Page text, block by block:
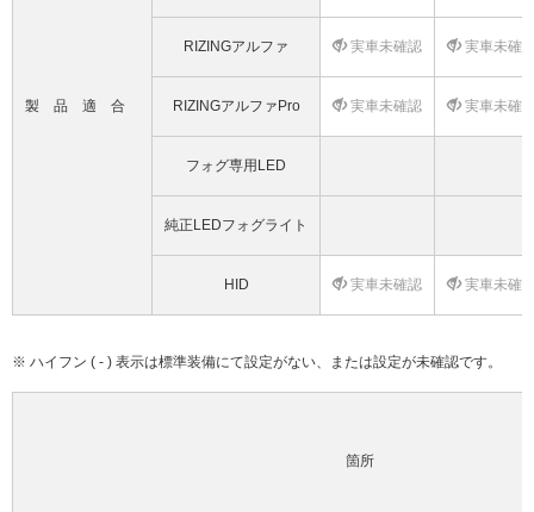
製品適合
RIZINGアルファ 実車未確認 実車未確
RIZINGアルファPro 実車未確認 実車未確
フォグ専用LED
純正LEDフォグライト
HID 実車未確認 実車未確
※ ハイフン ( - ) 表示は標準装備にて設定がない、または設定が未確認です。
箇所